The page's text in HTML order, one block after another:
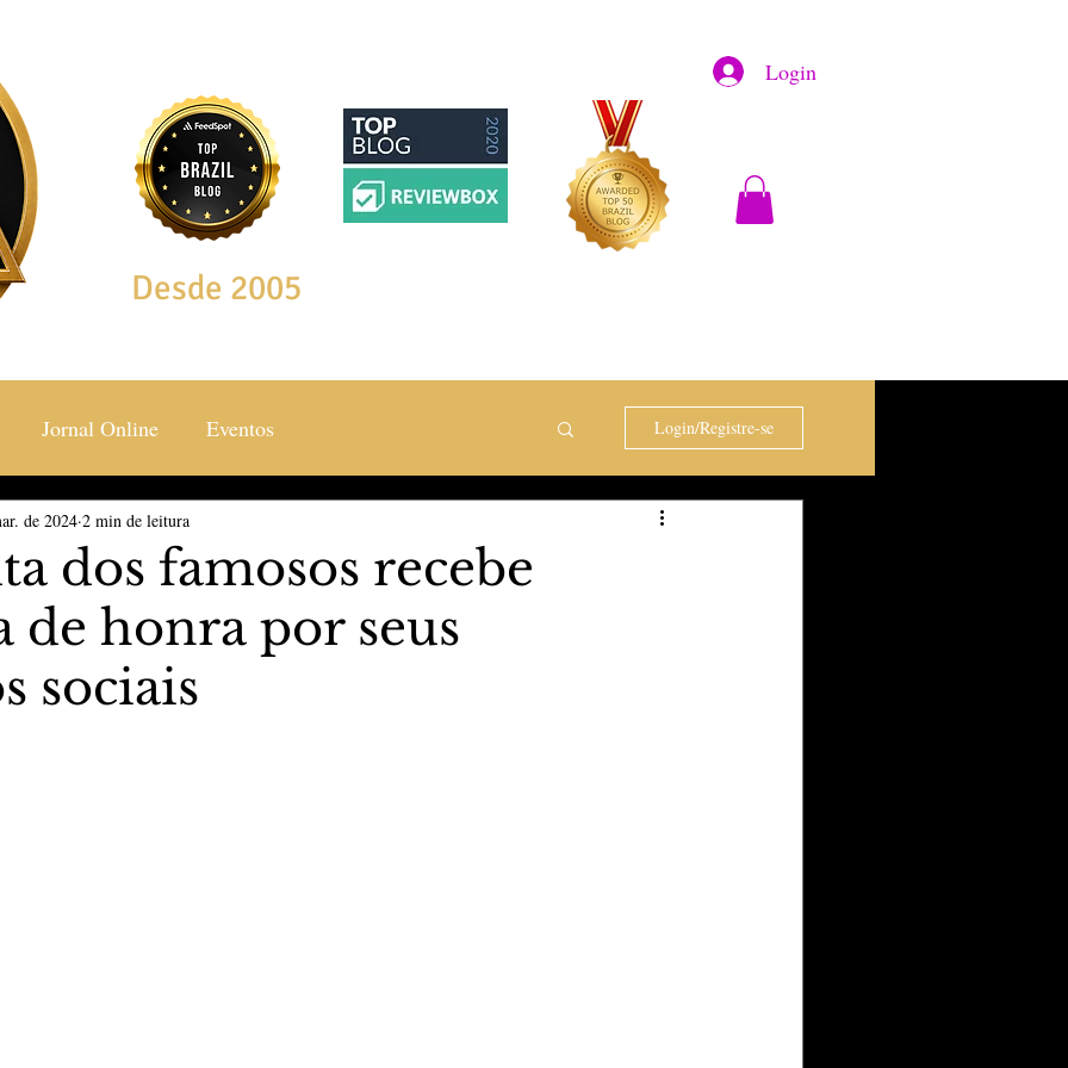
Login
Desde 2005
Jornal Online Eventos
& Estilos Saúde & Bem Estar
The Vip Club Business Marujo Carioca
& Lazer Carnaval
Login/Registre-se
dos famosos recebe
de honra por seus
sociais
de 2024 2 min de leitura
estrelas.